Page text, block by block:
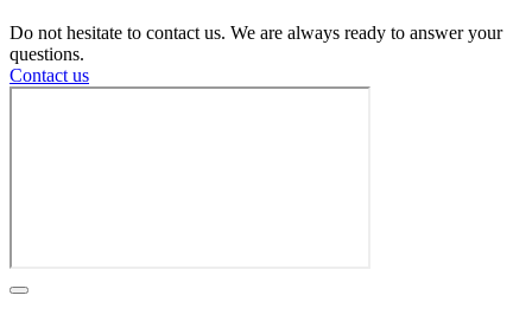
Do not hesitate to contact us. We are always ready to answer your
questions.
Contact us